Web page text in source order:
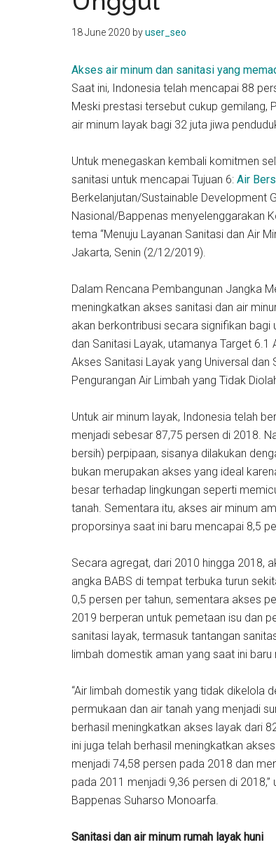
kit
indonesia
18 June 2020 byuser_seo
Akses air minum dan sanitasi yang
Saat ini, Indonesia telah mencapai 88
Meski prestasi tersebut cukup gemilang,
air minum layak bagi 32 juta jiwa
Untuk menegaskan kembali komitmen
sanitasi untuk mencapai Tujuan 6: Air
Berkelanjutan/Sustainable Development
Nasional/Bappenas menyelenggarakan
tema “Menuju Layanan Sanitasi dan Air
Jakarta, Senin (2/12/2019).
Dalam Rencana Pembangunan Jangka
meningkatkan akses sanitasi dan air
akan berkontribusi secara signifikan bagi
dan Sanitasi Layak, utamanya Target 6.1
Akses Sanitasi Layak yang Universal
Pengurangan Air Limbah yang Tidak
Untuk air minum layak, Indonesia telah
menjadi sebesar 87,75 persen di 2018.
bersih) perpipaan, sisanya dilakukan
bukan merupakan akses yang ideal
besar terhadap lingkungan seperti
tanah. Sementara itu, akses air minum
proporsinya saat ini baru mencapai 8,5
Secara agregat, dari 2010 hingga 2018,
angka BABS di tempat terbuka turun
0,5 persen per tahun, sementara akses
2019 berperan untuk pemetaan isu dan
sanitasi layak, termasuk tantangan
limbah domestik aman yang saat ini
“Air limbah domestik yang tidak dikelola
permukaan dan air tanah yang menjadi
berhasil meningkatkan akses layak dari
ini juga telah berhasil meningkatkan
menjadi 74,58 persen pada 2018 dan
pada 2011 menjadi 9,36 persen di
Bappenas Suharso Monoarfa.
Sanitasi dan air minum rumah layak huni